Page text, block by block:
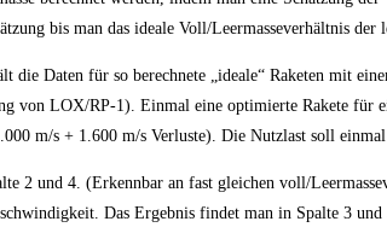
bis man das ideale Voll/Leermasseverhältnis
die Daten für so berechnete „ideale“ Raketen mit
von LOX/RP-1). Einmal eine optimierte Rakete für
m/s + 1.600 m/s Verluste). Die Nutzlast soll
2 und 4. (Erkennbar an fast gleichen voll/
Das Ergebnis findet man in Spalte 3